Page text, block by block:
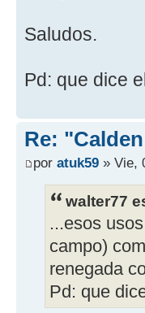
Saludos.
Pd: que dice
Re:
por atuk59 » Vie,
walter77
...esos
campo)
renegada
Pd: que